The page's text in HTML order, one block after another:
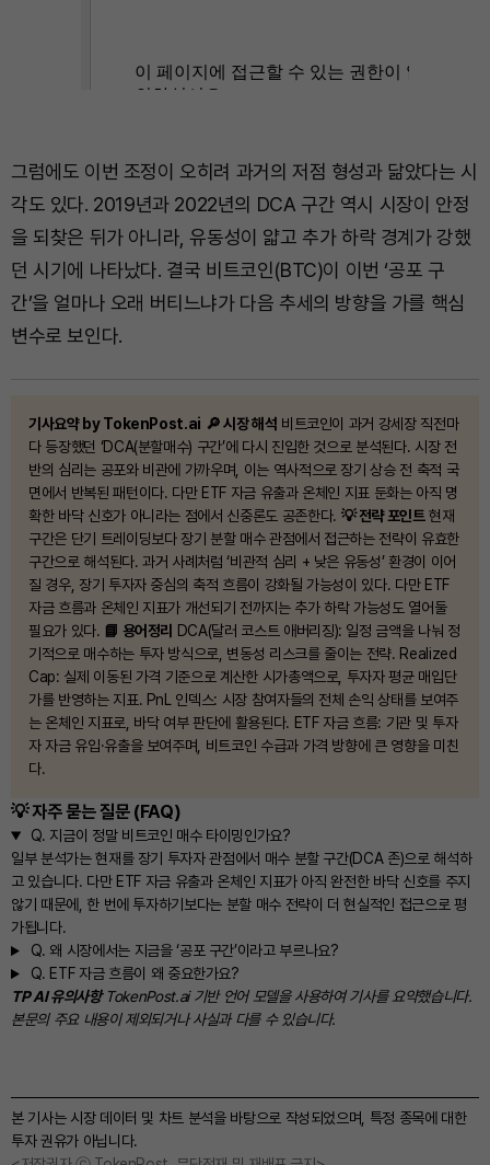
그럼에도 이번 조정이 오히려 과거의 저점 형성과 닮았다는 시
각도 있다. 2019년과 2022년의 DCA 구간 역시 시장이 안정
을 되찾은 뒤가 아니라, 유동성이 얇고 추가 하락 경계가 강했
던 시기에 나타났다. 결국 비트코인(BTC)이 이번 ‘공포 구
간’을 얼마나 오래 버티느냐가 다음 추세의 방향을 가를 핵심
변수로 보인다.
기사요약 by TokenPost.ai 🔎 시장 해석 비트코인이 과거 강세장 직전마
다 등장했던 ‘DCA(분할매수) 구간’에 다시 진입한 것으로 분석된다. 시장 전
반의 심리는 공포와 비관에 가까우며, 이는 역사적으로 장기 상승 전 축적 국
면에서 반복된 패턴이다. 다만 ETF 자금 유출과 온체인 지표 둔화는 아직 명
확한 바닥 신호가 아니라는 점에서 신중론도 공존한다. 💡 전략 포인트현재
구간은 단기 트레이딩보다 장기 분할 매수 관점에서 접근하는 전략이 유효한
구간으로 해석된다. 과거 사례처럼 ‘비관적 심리 + 낮은 유동성’ 환경이 이어
질 경우, 장기 투자자 중심의 축적 흐름이 강화될 가능성이 있다. 다만 ETF
자금 흐름과 온체인 지표가 개선되기 전까지는 추가 하락 가능성도 열어둘
필요가 있다. 📘 용어정리 DCA(달러 코스트 애버리징): 일정 금액을 나눠 정
기적으로 매수하는 투자 방식으로, 변동성 리스크를 줄이는 전략. Realized
Cap: 실제 이동된 가격 기준으로 계산한 시가총액으로, 투자자 평균 매입단
가를 반영하는 지표. PnL 인덱스: 시장 참여자들의 전체 손익 상태를 보여주
는 온체인 지표로, 바닥 여부 판단에 활용된다. ETF 자금 흐름: 기관 및 투자
자 자금 유입·유출을 보여주며, 비트코인 수급과 가격 방향에 큰 영향을 미친
다.
💡 자주 묻는 질문 (FAQ)
Q. 지금이 정말 비트코인 매수 타이밍인가요?
일부 분석가는 현재를 장기 투자자 관점에서 매수 분할 구간(DCA 존)으로 해석하
고 있습니다. 다만 ETF 자금 유출과 온체인 지표가 아직 완전한 바닥 신호를 주지
않기 때문에, 한 번에 투자하기보다는 분할 매수 전략이 더 현실적인 접근으로 평
가됩니다.
Q. 왜 시장에서는 지금을 ‘공포 구간’이라고 부르나요?
Q. ETF 자금 흐름이 왜 중요한가요?
TP AI 유의사항TokenPost.ai 기반 언어 모델을 사용하여 기사를 요약했습니다.
본문의 주요 내용이 제외되거나 사실과 다를 수 있습니다.
본 기사는 시장 데이터 및 차트 분석을 바탕으로 작성되었으며, 특정 종목에 대한
투자 권유가 아닙니다.